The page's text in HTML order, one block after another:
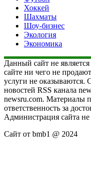
Хоккей
Шахматы
Шоу-бизнес
Экология
Экономика
Данный сайт не
сайте ни чего не
услуги не оказываются.
новостей RSS канала
newsru.com. Материалы
ответственность за
Администрация сайта не
Сайт от bmb1 @ 2024